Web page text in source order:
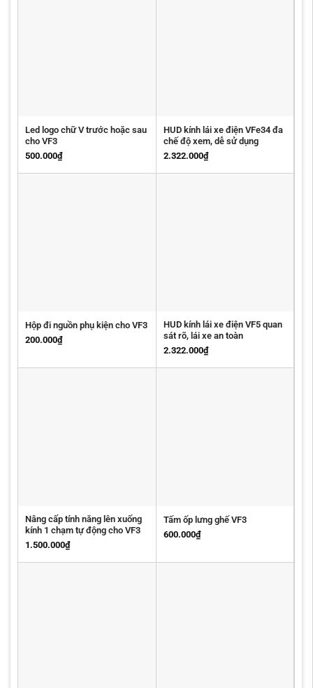
Led logo chữ V trước hoặc sau
cho VF3
500.000₫
HUD kính lái xe điện VFe34 đa
chế độ xem, dễ sử dụng
2.322.000₫
Hộp đi nguồn phụ kiện cho VF3
200.000₫
HUD kính lái xe điện VF5 quan
sát rõ, lái xe an toàn
2.322.000₫
Nâng cấp tính năng lên xuống
kính 1 chạm tự động cho VF3
1.500.000₫
Tấm ốp lưng ghế VF3
600.000₫